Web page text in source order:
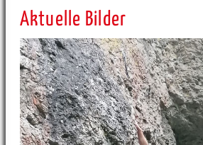
Aktuelle Bilder